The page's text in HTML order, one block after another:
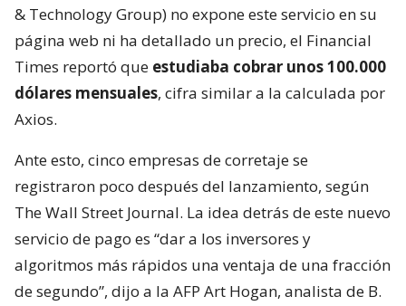
& Technology Group) no expone este servicio en su
página web ni ha detallado un precio, el Financial
Times reportó que estudiaba cobrar unos 100.000
dólares mensuales, cifra similar a la calculada por
Axios.
Ante esto, cinco empresas de corretaje se
registraron poco después del lanzamiento, según
The Wall Street Journal. La idea detrás de este nuevo
servicio de pago es “dar a los inversores y
algoritmos más rápidos una ventaja de una fracción
de segundo”, dijo a la AFP Art Hogan, analista de B.